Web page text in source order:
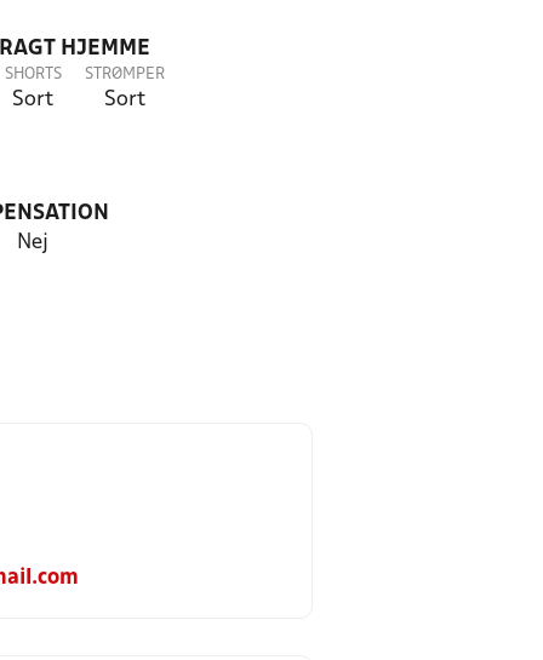
HJEMME
SHORTS
Sort
STRØMPER
Sort
Nej